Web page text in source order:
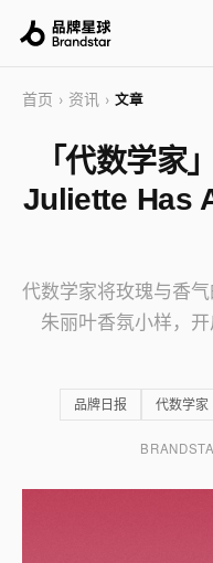
首页 › 资讯 › 文章
「代数学家
Juliette Has
代数学家将玫瑰与香
朱丽叶香氛小样，
品牌日报 代数学家